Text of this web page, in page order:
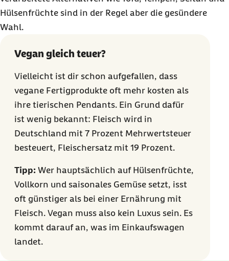
Hülsenfrüchte sind in der Regel aber die gesündere
Wahl.
Vegan gleich teuer?
Vielleicht ist dir schon aufgefallen, dass
vegane Fertigprodukte oft mehr kosten als
ihre tierischen Pendants. Ein Grund dafür
ist wenig bekannt: Fleisch wird in
Deutschland mit 7 Prozent Mehrwertsteuer
besteuert, Fleischersatz mit 19 Prozent.
Tipp: Wer hauptsächlich auf Hülsenfrüchte,
Vollkorn und saisonales Gemüse setzt, isst
oft günstiger als bei einer Ernährung mit
Fleisch. Vegan muss also kein Luxus sein. Es
kommt darauf an, was im Einkaufswagen
landet.